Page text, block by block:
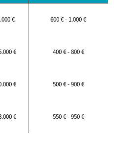
€ 600 € - 1.000 €
€ 400 € - 800 €
€ 500 € - 900 €
€ 550 € - 950 €